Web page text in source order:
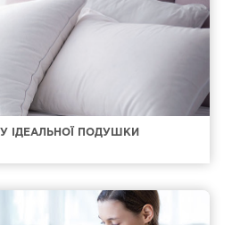
ІДЕАЛЬНОЇ ПОДУШКИ